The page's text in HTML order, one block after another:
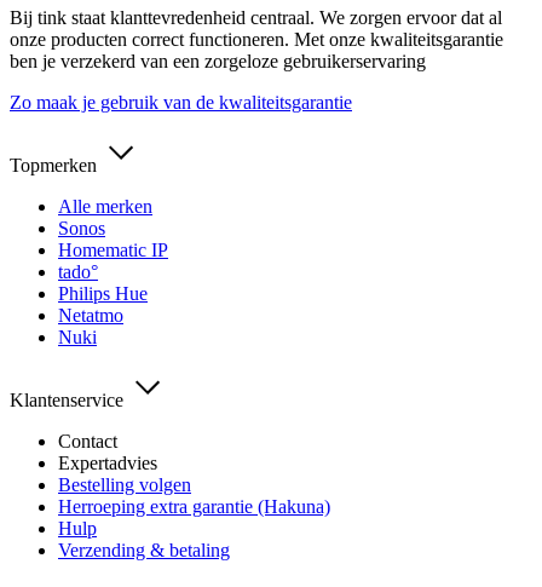
Bij tink staat klanttevredenheid centraal. We zorgen ervoor dat al
onze producten correct functioneren. Met onze kwaliteitsgarantie
ben je verzekerd van een zorgeloze gebruikerservaring
Zo maak je gebruik van de kwaliteitsgarantie
Topmerken
Alle merken
Sonos
Homematic IP
tado°
Philips Hue
Netatmo
Nuki
Klantenservice
Contact
Expertadvies
Bestelling volgen
Herroeping extra garantie (Hakuna)
Hulp
Verzending & betaling